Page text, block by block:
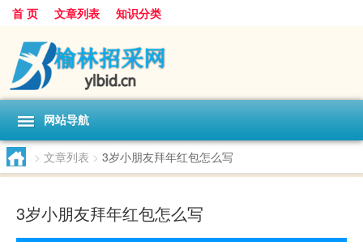
首 页 文章列表 知识分类
网站导航
> 文章列表 > 3岁小朋友拜年红包怎么写
3岁小朋友拜年红包怎么写